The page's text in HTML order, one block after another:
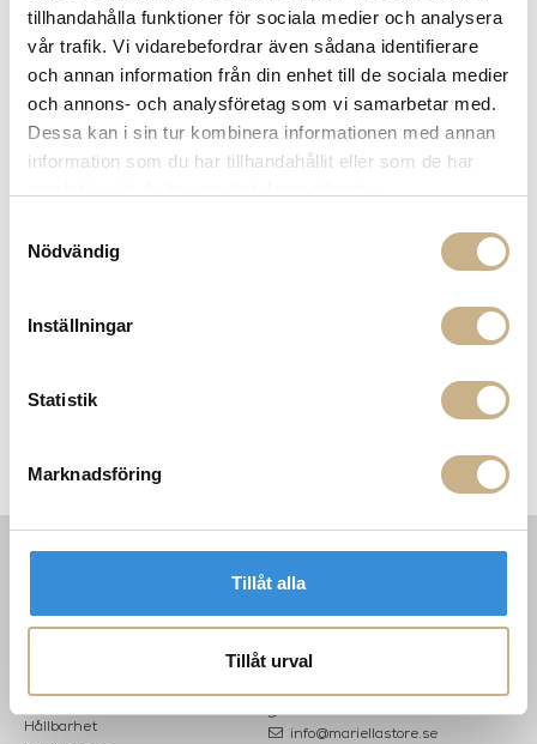
tillhandahålla funktioner för sociala medier och analysera
vår trafik. Vi vidarebefordrar även sådana identifierare
och annan information från din enhet till de sociala medier
och annons- och analysföretag som vi samarbetar med.
Dessa kan i sin tur kombinera informationen med annan
information som du har tillhandahållit eller som de har
Nödvändig
Inställningar
Statistik
Marknadsföring
Tillåt alla
Tillåt urval
2.899 kr
FRUTTO PROIBITO
FRAGRANZA GIARDINO SEGRETO
I lager
Startsidan
Hållbarhet
KONTAKT
MARIELLA INTERIORS
503 30 BORÅS
033 10 75 76
info@mariellastore.se